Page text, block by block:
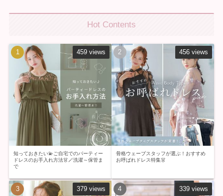
Hot Contents
知っておきたい💫ご自宅でのパーティー
ドレスのお手入れ方法👗🪄洗濯～保管ま
で
459 views
骨格ウェーブスタッフが選ぶ！おすすめ
お呼ばれドレス特集👗
456 views
379 views 339 views